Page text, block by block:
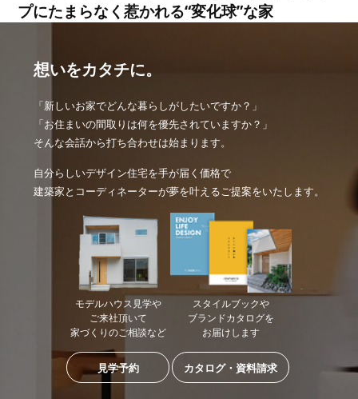
プにたまらなく惹かれる“変化球”な家
想いをカタチに。
「新しいお家でどんな暮らしがしたいですか？」
「お住まいの間取りは何を優先されていますか？」
そんな会話から打ち合わせは始まります。
自分らしいデザイン住宅を手が届く価格で
建築家とコーディネーターが夢を叶えるご提案をいたします。
モデルハウス見学や
ご来社頂いて
家づくりのご相談など
見学予約
スタイルブックや
ブランドカタログを
お届けします
カタログ・資料請求